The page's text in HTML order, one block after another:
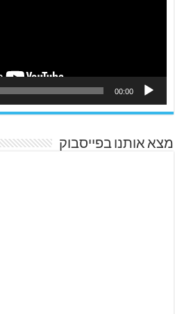
00:00
מצא אותנו בפייסבוק